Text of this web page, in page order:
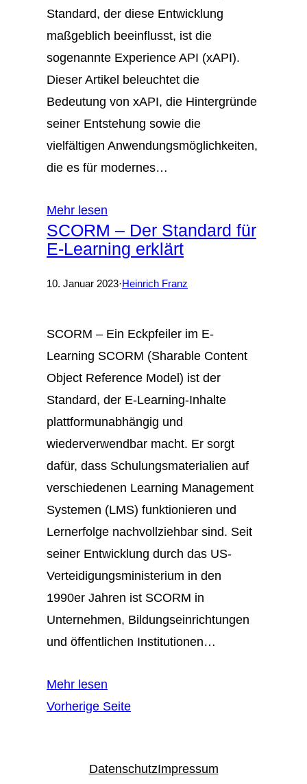
Standard, der diese Entwicklung
maßgeblich beeinflusst, ist die
sogenannte Experience API (xAPI).
Dieser Artikel beleuchtet die
Bedeutung von xAPI, die Hintergründe
seiner Entstehung sowie die
vielfältigen Anwendungsmöglichkeiten,
die es für modernes…
Mehr lesen
SCORM – Der Standard für
E-Learning erklärt
10. Januar 2023·Heinrich Franz
SCORM – Ein Eckpfeiler im E-
Learning SCORM (Sharable Content
Object Reference Model) ist der
Standard, der E-Learning-Inhalte
plattformunabhängig und
wiederverwendbar macht. Er sorgt
dafür, dass Schulungsmaterialien auf
verschiedenen Learning Management
Systemen (LMS) funktionieren und
Lernerfolge nachvollziehbar sind. Seit
seiner Entwicklung durch das US-
Verteidigungsministerium in den
1990er Jahren ist SCORM in
Unternehmen, Bildungseinrichtungen
und öffentlichen Institutionen…
Mehr lesen
Vorherige Seite
DatenschutzImpressum